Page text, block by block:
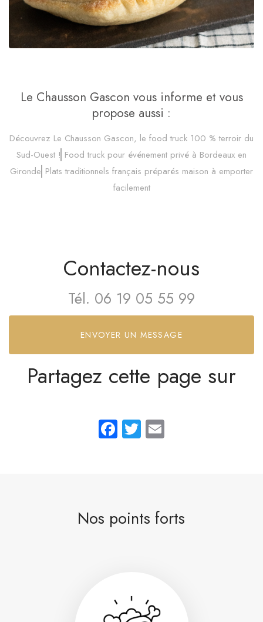
Le Chausson Gascon vous informe et vous
propose aussi :
Découvrez Le Chausson Gascon, le food truck 100 % terroir du
Sud-Ouest ! Food truck pour événement privé à Bordeaux en
Gironde Plats traditionnels français préparés maison à emporter
facilement
Contactez-nous
Tél. 06 19 05 55 99
ENVOYER UN MESSAGE
Partagez cette page sur
Facebook
Twitter
Nos points forts